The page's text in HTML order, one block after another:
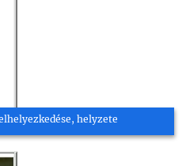
helyzete